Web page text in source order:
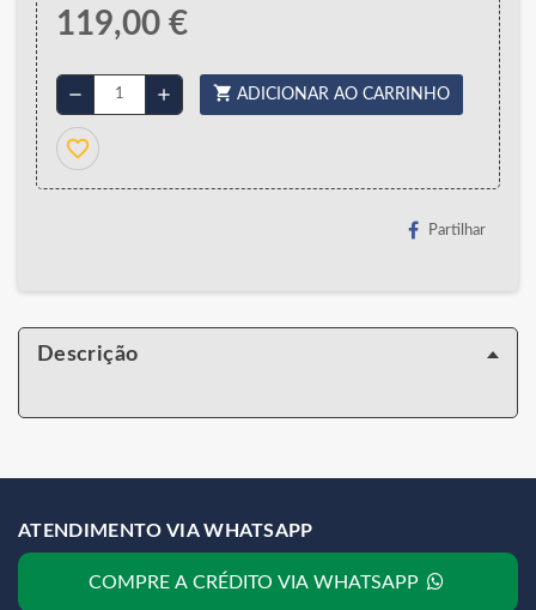
119,00 €
remove add shopping_cart ADICIONAR AO CARRINHO
favorite_border
Partilhar
Descrição
ATENDIMENTO VIA WHATSAPP
COMPRE A CRÉDITO VIA WHATSAPP